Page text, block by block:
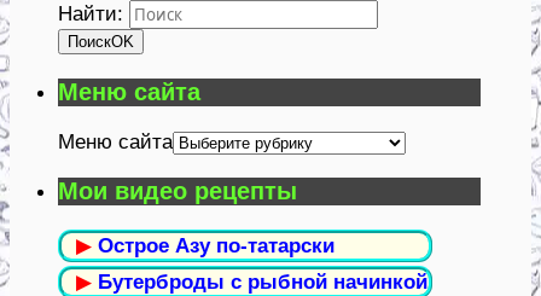
Найти:
ПоискOK
Меню сайта
Меню сайта
Мои видео рецепты
▶ Острое Азу по-татарски
▶ Бутерброды с рыбной начинкой